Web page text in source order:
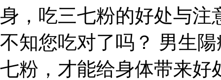
身，吃三七粉的好处与注
不知您吃对了吗？ 男生
七粉，才能给身体带来好